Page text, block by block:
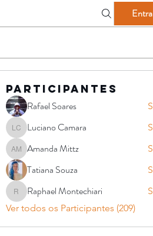
Participantes
Rafael Soares
Luciano Camara
Luciano Camara
Amanda Mittz
Amanda Mittz
Tatiana Souza
Raphael Montechiari
Raphael Montechiari
Ver todos os Participantes (209)